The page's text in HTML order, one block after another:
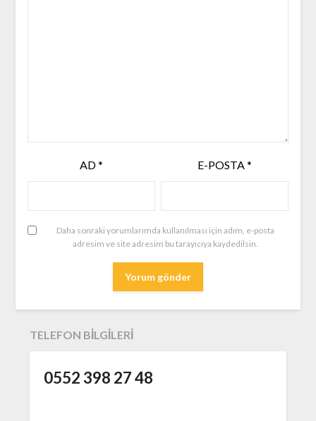
AD* E-POSTA*
Daha sonraki yorumlarımda kullanılması için adım, e-posta
adresim ve site adresim bu tarayıcıya kaydedilsin.
TELEFON BILGILERI
0552 398 27 48